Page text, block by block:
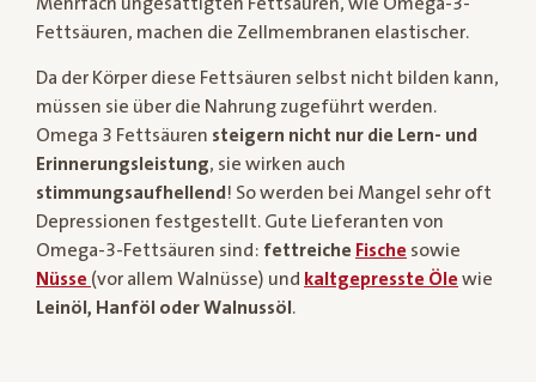
Fettsäuren, machen die Zellmembranen elastischer.
Da der Körper diese Fettsäuren selbst nicht bilden kann,
müssen sie über die Nahrung zugeführt werden.
Omega 3 Fettsäuren steigern nicht nur die Lern- und
Erinnerungsleistung, sie wirken auch
stimmungsaufhellend! So werden bei Mangel sehr oft
Depressionen festgestellt. Gute Lieferanten von
Omega-3-Fettsäuren sind: fettreiche Fische sowie
Nüsse (vor allem Walnüsse) und kaltgepresste Öle wie
Leinöl, Hanföl oder Walnussöl.